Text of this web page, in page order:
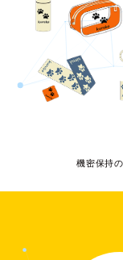
機密保持